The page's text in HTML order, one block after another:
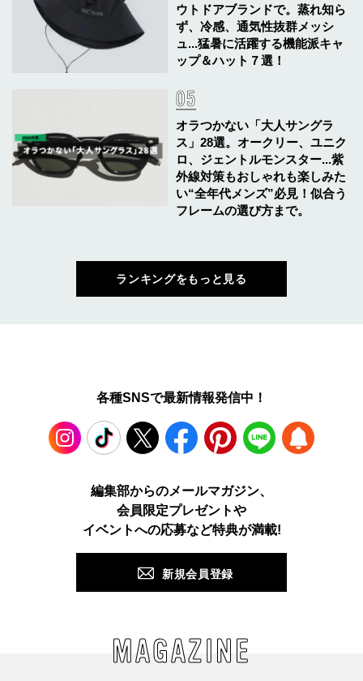
ウトドアブランドで。蒸れ知ら
ず、冷感、通気性抜群メッシ
ュ...猛暑に活躍する機能派キャ
ップ＆ハット７選！
オラつかない「大人サングラ
ス」28選。オークリー、ユニク
ロ、ジェントルモンスター...紫
外線対策もおしゃれも楽しみた
い“全年代メンズ”必見！似合う
フレームの選び方まで。
ランキングをもっと見る
各種SNSで最新情報発信中！
TikTok Facebook Pinterest LINE
編集部からのメールマガジン、
会員限定プレゼントや
イベントへの応募など特典が満載!
新規会員登録
MAGAZINE